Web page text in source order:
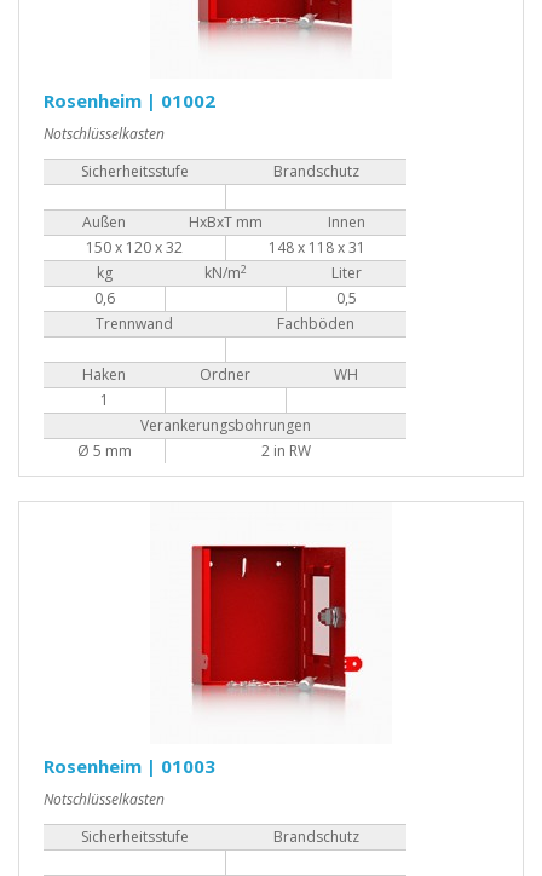
Rosenheim | 01002
Notschlüsselkasten
Sicherheitsstufe
Brandschutz
Außen HxBxT mm
Innen
150 x 120 x 32
148 x 118 x 31
kg
kN/m2
Liter
0,6
0,5
Trennwand
Fachböden
Haken Ordner
WH
1
Verankerungsbohrungen
Ø 5 mm
2 in RW
Rosenheim | 01003
Notschlüsselkasten
Sicherheitsstufe
Brandschutz